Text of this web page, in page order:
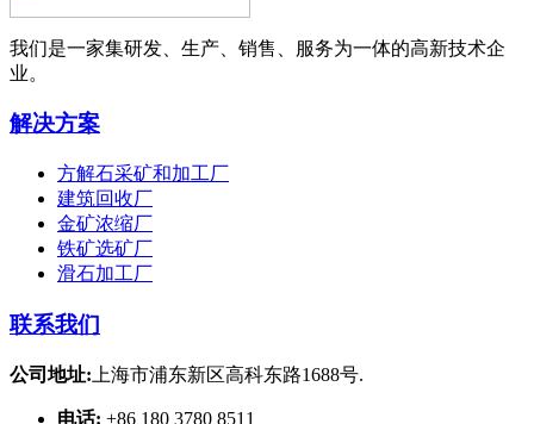
我们是一家集研发、生产、销售、服务为一体的高新技术企
业。
解决方案
方解石采矿和加工厂
建筑回收厂
金矿浓缩厂
铁矿选矿厂
滑石加工厂
联系我们
公司地址: 上海市浦东新区高科东路1688号.
电话: +86 180 3780 8511